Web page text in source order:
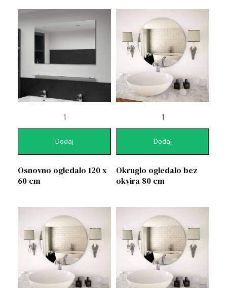
Dodaj
Osnovno ogledalo 120 x
60 cm
Dodaj
Okruglo ogledalo bez
okvira 80 cm